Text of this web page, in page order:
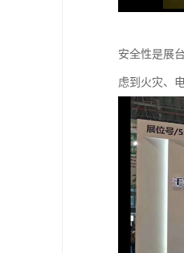
安全性是展
虑到火灾、